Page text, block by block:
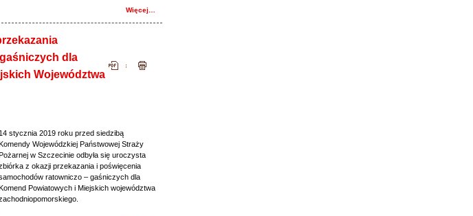
Więcej…
dla
Województwa
14 stycznia 2019 roku przed siedzibą
Wojewódzkiej Państwowej Straży
w Szczecinie odbyła się uroczysta
z okazji przekazania i poświęcenia
ratowniczo – gaśniczych dla
Powiatowych i Miejskich województwa